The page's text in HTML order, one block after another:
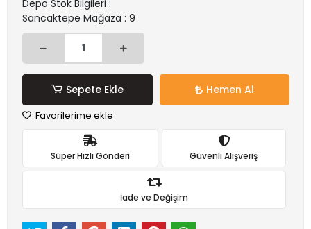
Depo Stok Bilgileri :
Sancaktepe Mağaza : 9
Sepete Ekle Hemen Al
Favorilerime ekle
Süper Hızlı Gönderi Güvenli Alışveriş
İade ve Değişim